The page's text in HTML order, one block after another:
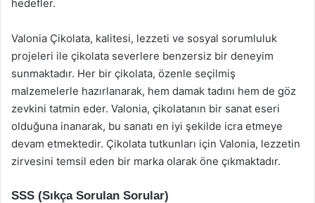
hedefler.
Valonia Çikolata, kalitesi, lezzeti ve sosyal sorumluluk
projeleri ile çikolata severlere benzersiz bir deneyim
sunmaktadır. Her bir çikolata, özenle seçilmiş
malzemelerle hazırlanarak, hem damak tadını hem de göz
zevkini tatmin eder. Valonia, çikolatanın bir sanat eseri
olduğuna inanarak, bu sanatı en iyi şekilde icra etmeye
devam etmektedir. Çikolata tutkunları için Valonia, lezzetin
zirvesini temsil eden bir marka olarak öne çıkmaktadır.
SSS (Sıkça Sorulan Sorular)